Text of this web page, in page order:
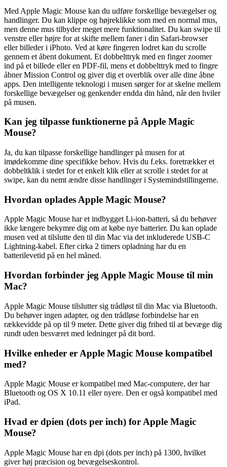
Med Apple Magic Mouse kan du udføre forskellige bevægelser og
handlinger. Du kan klippe og højreklikke som med en normal mus,
men denne mus tilbyder meget mere funktionalitet. Du kan swipe til
venstre eller højre for at skifte mellem faner i din Safari-browser
eller billeder i iPhoto. Ved at køre fingeren lodret kan du scrolle
gennem et åbent dokument. Et dobbelttryk med en finger zoomer
ind på et billede eller en PDF-fil, mens et dobbelttryk med to fingre
åbner Mission Control og giver dig et overblik over alle dine åbne
apps. Den intelligente teknologi i musen sørger for at skelne mellem
forskellige bevægelser og genkender endda din hånd, når den hviler
på musen.
Kan jeg tilpasse funktionerne på Apple Magic
Mouse?
Ja, du kan tilpasse forskellige handlinger på musen for at
imødekomme dine specifikke behov. Hvis du f.eks. foretrækker et
dobbeltklik i stedet for et enkelt klik eller at scrolle i stedet for at
swipe, kan du nemt ændre disse handlinger i Systemindstillingerne.
Hvordan oplades Apple Magic Mouse?
Apple Magic Mouse har et indbygget Li-ion-batteri, så du behøver
ikke længere bekymre dig om at købe nye batterier. Du kan oplade
musen ved at tilslutte den til din Mac via det inkluderede USB-C
Lightning-kabel. Efter cirka 2 timers opladning har du en
batterilevetid på en hel måned.
Hvordan forbinder jeg Apple Magic Mouse til min
Mac?
Apple Magic Mouse tilslutter sig trådløst til din Mac via Bluetooth.
Du behøver ingen adapter, og den trådløse forbindelse har en
rækkevidde på op til 9 meter. Dette giver dig frihed til at bevæge dig
rundt uden besværet med ledninger på dit bord.
Hvilke enheder er Apple Magic Mouse kompatibel
med?
Apple Magic Mouse er kompatibel med Mac-computere, der har
Bluetooth og OS X 10.11 eller nyere. Den er også kompatibel med
iPad.
Hvad er dpien (dots per inch) for Apple Magic
Mouse?
Apple Magic Mouse har en dpi (dots per inch) på 1300, hvilket
giver høj præcision og bevægelseskontrol.